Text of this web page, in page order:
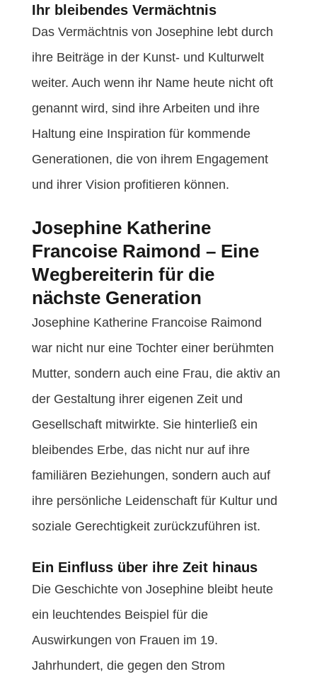
Ihr bleibendes Vermächtnis
Das Vermächtnis von Josephine lebt durch
ihre Beiträge in der Kunst- und Kulturwelt
weiter. Auch wenn ihr Name heute nicht oft
genannt wird, sind ihre Arbeiten und ihre
Haltung eine Inspiration für kommende
Generationen, die von ihrem Engagement
und ihrer Vision profitieren können.
Josephine Katherine
Francoise Raimond – Eine
Wegbereiterin für die
nächste Generation
Josephine Katherine Francoise Raimond
war nicht nur eine Tochter einer berühmten
Mutter, sondern auch eine Frau, die aktiv an
der Gestaltung ihrer eigenen Zeit und
Gesellschaft mitwirkte. Sie hinterließ ein
bleibendes Erbe, das nicht nur auf ihre
familiären Beziehungen, sondern auch auf
ihre persönliche Leidenschaft für Kultur und
soziale Gerechtigkeit zurückzuführen ist.
Ein Einfluss über ihre Zeit hinaus
Die Geschichte von Josephine bleibt heute
ein leuchtendes Beispiel für die
Auswirkungen von Frauen im 19.
Jahrhundert, die gegen den Strom